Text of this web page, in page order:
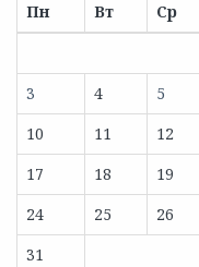
Пн Вт Ср
3
4 5
10
11 12
17
18 19
24
25 26
31